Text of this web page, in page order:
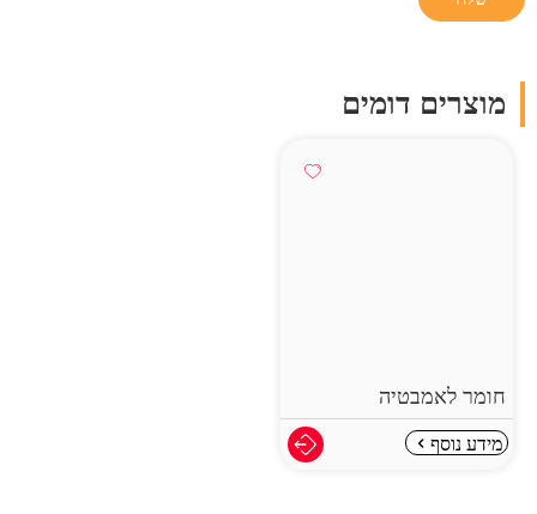
מוצרים דומים
חומר לאמבטיה
מידע נוסף